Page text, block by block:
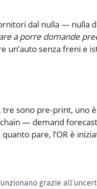
dal nulla — nulla
a porre domande
senza freni e
sono pre‑print, uno
— demand
pare, l’OR è
grazie